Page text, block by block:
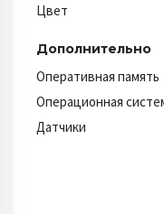
Цвет
Дополнительно
Оперативная память
Операционная
Датчики